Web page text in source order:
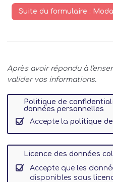
Suite du formulaire :
Après avoir répondu à
valider vos informations.
Politique de
données personnelles
Accepte la politique
Licence des données
Accepte que les
disponibles sous